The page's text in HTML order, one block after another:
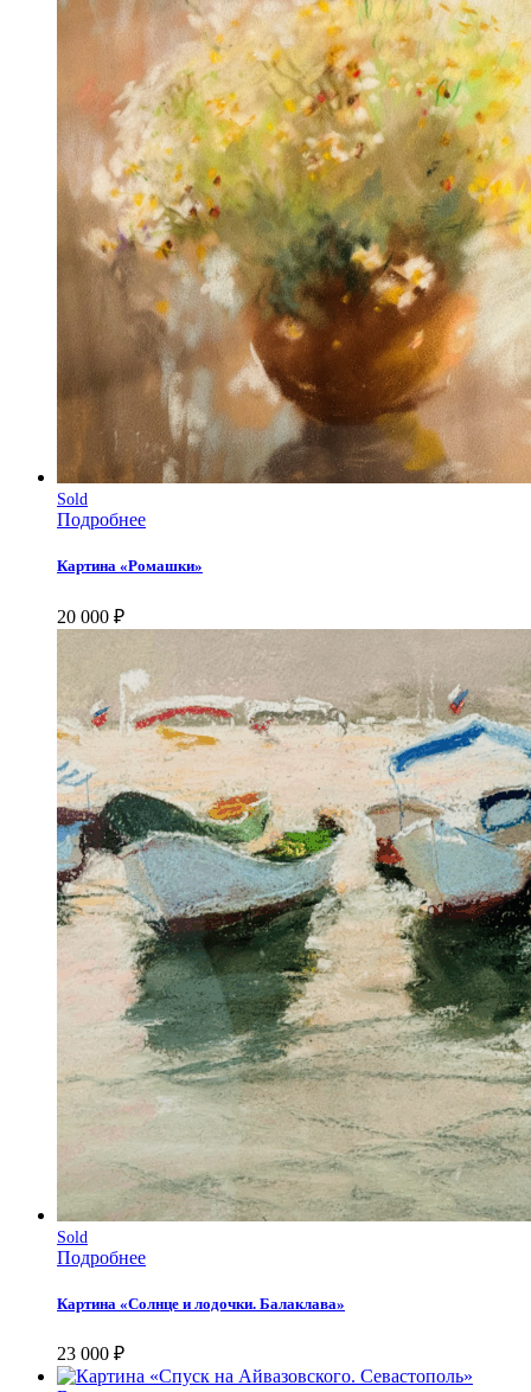
Sold
Подробнее
Картина «Ромашки»
20 000 ₽
Sold
Подробнее
Картина «Солнце и лодочки. Балаклава»
23 000 ₽